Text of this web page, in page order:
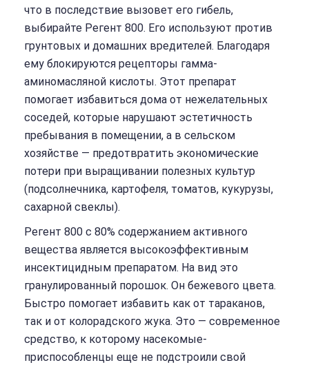
что в последствие вызовет его гибель,
выбирайте Регент 800. Его используют против
грунтовых и домашних вредителей. Благодаря
ему блокируются рецепторы гамма-
аминомасляной кислоты. Этот препарат
помогает избавиться дома от нежелательных
соседей, которые нарушают эстетичность
пребывания в помещении, а в сельском
хозяйстве — предотвратить экономические
потери при выращивании полезных культур
(подсолнечника, картофеля, томатов, кукурузы,
сахарной свеклы).
Регент 800 с 80% содержанием активного
вещества является высокоэффективным
инсектицидным препаратом. На вид это
гранулированный порошок. Он бежевого цвета.
Быстро помогает избавить как от тараканов,
так и от колорадского жука. Это — современное
средство, к которому насекомые-
приспособленцы еще не подстроили свой